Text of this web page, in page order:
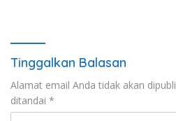
Tinggalkan Balasan
Alamat email Anda tidak akan
ditandai *